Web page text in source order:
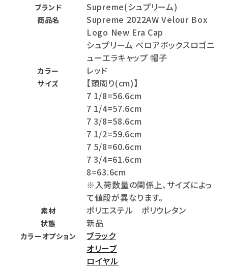
ブランド Supreme(シュプリーム)
商品名
Supreme 2022AW Velour Box
Logo New Era Cap
シュプリーム ベロアボックスロゴニ
ューエラキャップ 帽子
カラー レッド
サイズ
【頭周り(cm)】
7 1/8=56.6cm
7 1/4=57.6cm
7 3/8=58.6cm
7 1/2=59.6cm
7 5/8=60.6cm
7 3/4=61.6cm
8=63.6cm
※入荷数量の関係上、サイズによっ
て値段が異なります。
素材 ポリエステル ポリウレタン
状態 新品
カラーオプション
ブラック
オリーブ
ロイヤル